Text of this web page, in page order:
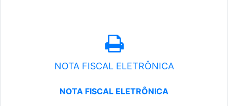
NOTA FISCAL ELETRÔNICA
NOTA FISCAL ELETRÔNICA